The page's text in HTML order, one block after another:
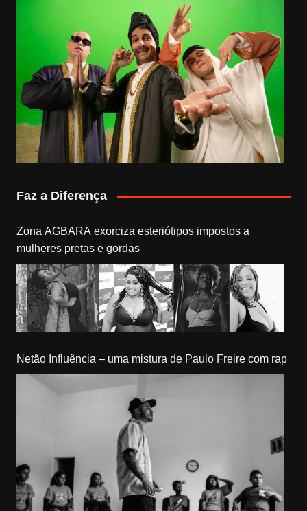
Faz a Diferença
Zona AGBARA exorciza esteriótipos impostos a
mulheres pretas e gordas
Netão Influência – uma mistura de Paulo Freire com rap